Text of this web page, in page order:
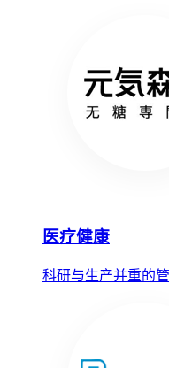
医疗健康
科研与生产并重的